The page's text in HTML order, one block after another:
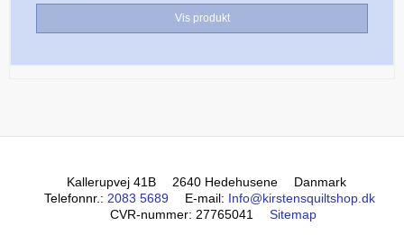
Vis produkt
Kallerupvej 41B 2640 Hedehusene
Danmark
Telefonnr. : 2083 5689 E-mail: Info@kirstensquiltshop.dk
CVR-nummer: 27765041 Sitemap